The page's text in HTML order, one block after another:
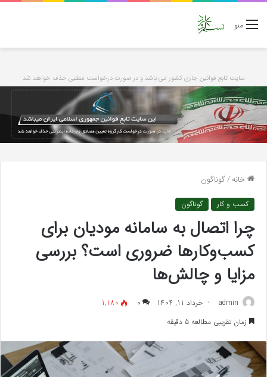
منو
سایت تابع قوانین جاری کشور می باشد و در صورت درخواست مطلبی حذف خواهد شد
خانه/گوناگون
کسب و کار گوناگون
چرا اتصال به سامانه مودیان برای
کسب‌وکارها ضروری است؟ بررسی
مزایا و چالش‌ها
admin خرداد 11, 1404 ۰
1,180
زمان تقریبی مطالعه 5 دقیقه